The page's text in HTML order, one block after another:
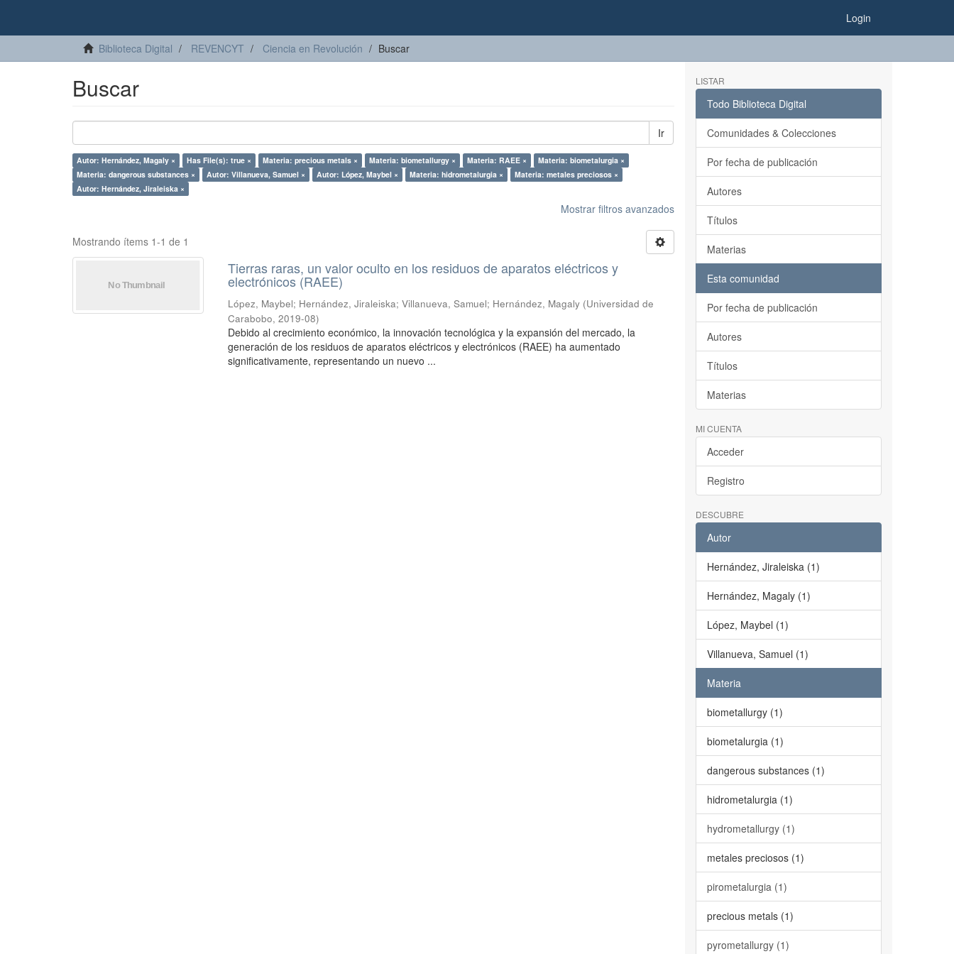
Login
Biblioteca Digital REVENCYT Ciencia en Revolución Buscar
Buscar
Ir
Autor: Hernández, Magaly × Has File(s): true × Materia: precious metals × Materia: biometallurgy × Materia: RAEE ×
Materia: biometalurgia ×
Materia: dangerous substances ×
Autor: Villanueva, Samuel × Autor: López, Maybel × Materia: hidrometalurgia ×
Materia: metales preciosos ×
Autor: Hernández, Jiraleiska ×
Mostrar filtros avanzados
Mostrando ítems 1-1 de 1
Tierras raras, un valor oculto en los residuos de aparatos eléctricos y
electrónicos (RAEE)
López, Maybel; Hernández, Jiraleiska;Villanueva, Samuel; Hernández, Magaly (Universidad de
Carabobo,2019-08)
Debido al crecimiento económico, la innovación tecnológica y la expansión del mercado, la
generación de los residuos de aparatos eléctricos y electrónicos (RAEE) ha aumentado
significativamente, representando un nuevo ...
LISTAR
Todo Biblioteca Digital
Comunidades & Colecciones
Por fecha de publicación
Autores
Títulos
Materias
Esta comunidad
Por fecha de publicación
Autores
Títulos
Materias
MI CUENTA
Acceder
Registro
DESCUBRE
Autor
Hernández, Jiraleiska (1)
Hernández, Magaly (1)
López, Maybel (1)
Villanueva, Samuel (1)
Materia
biometallurgy (1)
biometalurgia (1)
dangerous substances (1)
hidrometalurgia (1)
hydrometallurgy (1)
metales preciosos (1)
pirometalurgia (1)
precious metals (1)
pyrometallurgy (1)